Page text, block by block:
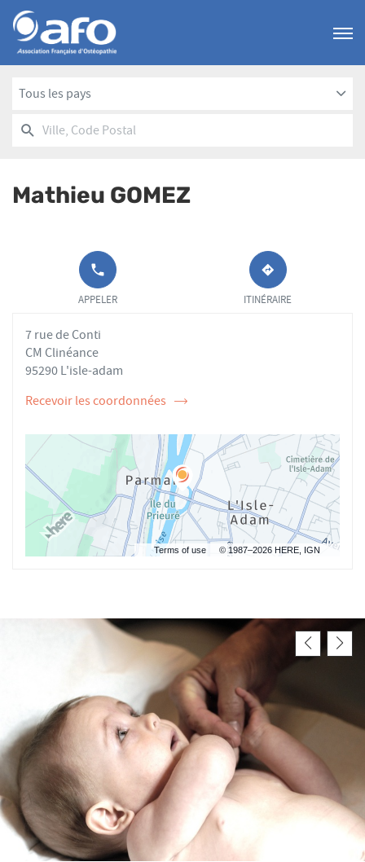
Menu
Tous les pays
Ville,RECHERCHER
UN
AFO
Mathieu GOMEZ
APPELER LE
POINT DE
VENTE
GOMEZ AU
APPELER ITINÉRAIRE
JUSQU'AU
POINT
DE
7 rue de Conti
CM Clinéance
95290 L'isle-adam
Recevoir les coordonnées
de
Mathieu
GOMEZ
Terms of use © 1987–2026 HERE, IGN